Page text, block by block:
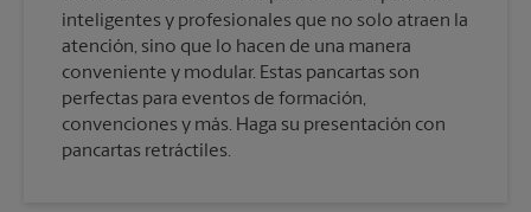
inteligentes y profesionales que no solo atraen la
atención, sino que lo hacen de una manera
conveniente y modular. Estas pancartas son
perfectas para eventos de formación,
convenciones y más. Haga su presentación con
pancartas retráctiles.